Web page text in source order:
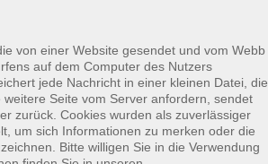
von einer Website gesendet und vom Webb
auf dem Computer des Nutzers
jede Nachricht in einer kleinen Datei, die
Seite vom Server anfordern, sendet
zurück. Cookies wurden als zuverlässiger
um sich Informationen zu merken oder die
Bitte willigen Sie in die Verwendung